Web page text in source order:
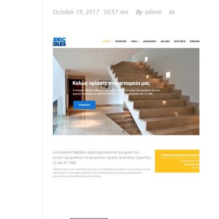
October 19, 2017 10:57 Am By Admin In